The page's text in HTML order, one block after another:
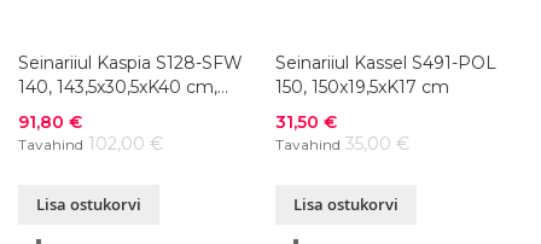
Seinariiul Kaspia S128-SFW
140, 143,5x30,5xK40 cm,
värvivalik
Soodushind
91,80 €
Tavahind 102,00 €
Lisa ostukorvi
Seinariiul Kassel S491-POL
150, 150x19,5xK17 cm
Soodushind
31,50 €
Tavahind 35,00 €
Lisa ostukorvi